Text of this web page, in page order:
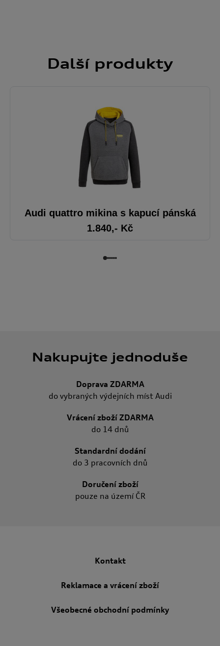
Dalšíprodukty
Audi quattro mikina s kapucí pánská
1.840,- Kč
Nakupujte jednoduše
Doprava ZDARMA
do vybraných výdejních míst Audi
Vrácení zboží ZDARMA
do 14 dnů
Standardní dodání
do 3 pracovních dnů
Doručení zboží
pouze na území ČR
Kontakt
Reklamace a vrácení zboží
Všeobecné obchodní podmínky